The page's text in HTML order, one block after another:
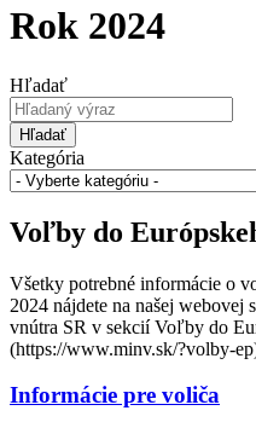
Rok 2024
Hľadať
Hľadať
Kategória
Voľby do
Všetky potrebné informácie o
2024 nájdete na našej webovej
vnútra SR v sekcií Voľby do
(https://www.minv.sk/?volby-
Informácie pre voliča